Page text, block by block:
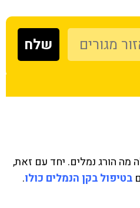
מה הורג נמלים. יחד עם זאת,
בטיפול בקן הנמלים כולו.